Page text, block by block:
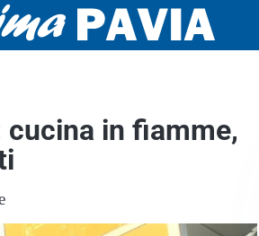
in fiamme,